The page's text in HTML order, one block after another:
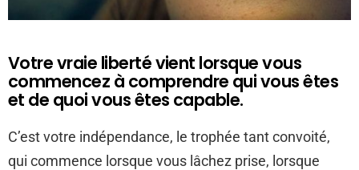
Votre vraie liberté vient lorsque vous
commencez à comprendre qui vous êtes
et de quoi vous êtes capable.
C’est votre indépendance, le trophée tant convoité,
qui commence lorsque vous lâchez prise, lorsque